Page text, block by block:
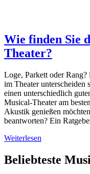
Wie finden Sie
Theater?
Loge, Parkett oder
im Theater unterscheiden
einen unterschiedlich
Musical-Theater am
Akustik genießen
beantworten? Ein
Weiterlesen
Beliebteste